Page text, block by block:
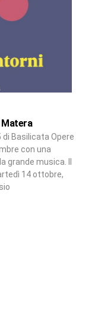
Matera
di Basilicata Opere
con una
grande musica. Il
14 ottobre,